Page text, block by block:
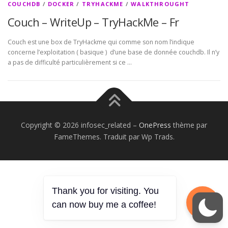
COUCHDB / DOCKER / TRYHACKME /WALKTHROUGHT
Couch – WriteUp – TryHackMe – Fr
Couch est une box de TryHackme qui comme son nom l’indique
concerne l’exploitation ( basique ) d’une base de donnée couchdb. Il n’y
a pas de difficulté particulièrement si ce …
Copyright © 2026 infosec_related – OnePress thème par
FameThemes. Traduit par Wp Trads.
Thank you for visiting. You
can now buy me a coffee!